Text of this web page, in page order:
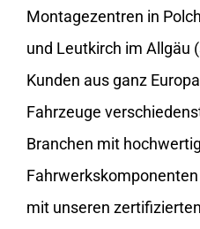
Montagezentren in
und Leutkirch im Allgäu
Kunden aus ganz
Fahrzeuge
Branchen mit
mit unseren zertifizierten